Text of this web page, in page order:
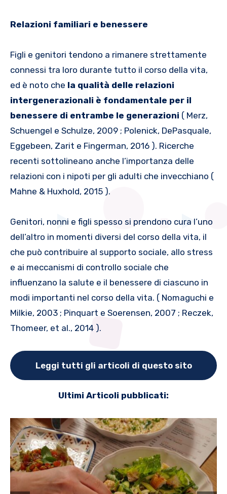
Relazioni familiari e benessere
Figli e genitori tendono a rimanere strettamente
connessi tra loro durante tutto il corso della vita,
ed è noto che la qualità delle relazioni
intergenerazionali è fondamentale per il
benessere di entrambe le generazioni ( Merz,
Schuengel e Schulze, 2009 ; Polenick, DePasquale,
Eggebeen, Zarit e Fingerman, 2016 ). Ricerche
recenti sottolineano anche l’importanza delle
relazioni con i nipoti per gli adulti che invecchiano (
Mahne & Huxhold, 2015 ).
Genitori, nonni e figli spesso si prendono cura l’uno
dell’altro in momenti diversi del corso della vita, il
che può contribuire al supporto sociale, allo stress
e ai meccanismi di controllo sociale che
influenzano la salute e il benessere di ciascuno in
modi importanti nel corso della vita. ( Nomaguchi e
Milkie, 2003 ; Pinquart e Soerensen, 2007 ; Reczek,
Thomeer, et al., 2014 ).
Leggi tutti gli articoli di questo sito
Ultimi Articoli pubblicati: